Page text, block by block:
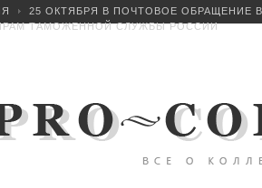
25 ОКТЯБРЯ В ПОЧТОВОЕ ОБРАЩЕНИЕ
ТАМОЖЕННОЙ СЛУЖБЫ РОССИИ